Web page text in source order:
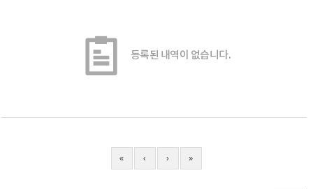
등록된 내역이 없습니다.
« ‹ › »